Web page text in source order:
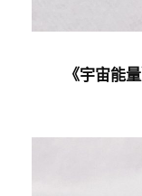
《宇宙能